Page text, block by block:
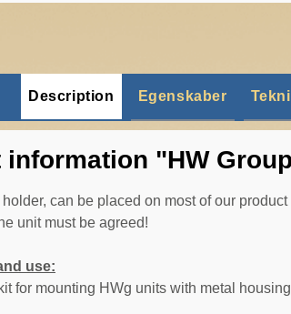
Description Egenskaber
"HW
can be placed on most of our
unit must be agreed!
use:
for mounting HWg units with metal